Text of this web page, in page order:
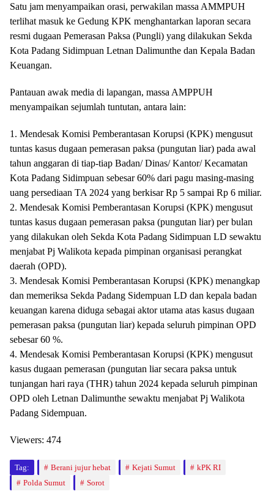
Satu jam menyampaikan orasi, perwakilan massa AMMPUH
terlihat masuk ke Gedung KPK menghantarkan laporan secara
resmi dugaan Pemerasan Paksa (Pungli) yang dilakukan Sekda
Kota Padang Sidimpuan Letnan Dalimunthe dan Kepala Badan
Keuangan.
Pantauan awak media di lapangan, massa AMPPUH
menyampaikan sejumlah tuntutan, antara lain:
1. Mendesak Komisi Pemberantasan Korupsi (KPK) mengusut
tuntas kasus dugaan pemerasan paksa (pungutan liar) pada awal
tahun anggaran di tiap-tiap Badan/ Dinas/ Kantor/ Kecamatan
Kota Padang Sidimpuan sebesar 60% dari pagu masing-masing
uang persediaan TA 2024 yang berkisar Rp 5 sampai Rp 6 miliar.
2. Mendesak Komisi Pemberantasan Korupsi (KPK) mengusut
tuntas kasus dugaan pemerasan paksa (pungutan liar) per bulan
yang dilakukan oleh Sekda Kota Padang Sidimpuan LD sewaktu
menjabat Pj Walikota kepada pimpinan organisasi perangkat
daerah (OPD).
3. Mendesak Komisi Pemberantasan Korupsi (KPK) menangkap
dan memeriksa Sekda Padang Sidempuan LD dan kepala badan
keuangan karena diduga sebagai aktor utama atas kasus dugaan
pemerasan paksa (pungutan liar) kepada seluruh pimpinan OPD
sebesar 60 %.
4. Mendesak Komisi Pemberantasan Korupsi (KPK) mengusut
kasus dugaan pemerasan (pungutan liar secara paksa untuk
tunjangan hari raya (THR) tahun 2024 kepada seluruh pimpinan
OPD oleh Letnan Dalimunthe sewaktu menjabat Pj Walikota
Padang Sidempuan.
Viewers: 474
Tag: Berani jujur hebat Kejati Sumut
kPK RI
Polda Sumut
Sorot